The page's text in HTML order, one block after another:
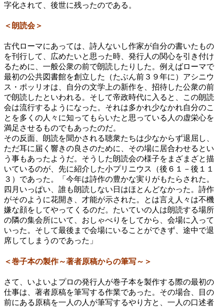
字化されて、後世に残ったのである。
＜朗読会＞
古代ローマにあっては、詩人ないし作家が自分の書いたもの
を刊行して、広めたいと思った時、発行人の関心を引き付け
るために、一般公衆の前で朗読したりした。例えばローマで
最初の公共図書館を創立した（たぶん前３９年に）アシニウ
ス・ポッリオは、自分の文学上の新作を、招待した公衆の前
で朗読したといわれる。そして帝政時代に入ると、この朗読
会は流行するようになった。それは多かれ少なかれ自分のこ
とを多くの人々に知ってもらいたと思っている人の虚栄心を
満足させるものでもあったのだ。
その反面、朗読を聞かされる聴衆たちは少なからず退屈し、
ただ耳に届く響きの良さのために、その場に居合わせるとい
う事もあったようだ。そうした朗読会の様子をまざまざと描
いているのが、先に紹介した小プリニウス（後６１－後１１
３）であった。「今年は詩作の豊かな実りがもたらされた。
四月いっぱい、誰も朗読しない日はほとんどなかった。詩作
がそのように花開き、才能が示された。とは言え人々は不機
嫌な顔をしてやってくるのだ。たいていの人は朗読する場所
の隣の集会所にいて、おしゃべりをしてから、会場に入って
いった。そして最後まで会場にいることができず、途中で退
席してしまうのであった」
＜巻子本の製作～著者原稿からの筆写～＞
さて、いよいよプロの発行人が巻子本を製作する際の最初の
仕事は、著者原稿を筆写する作業であった。その場合、目の
前にある原稿を一人の人が筆写するやり方と、一人の口述者